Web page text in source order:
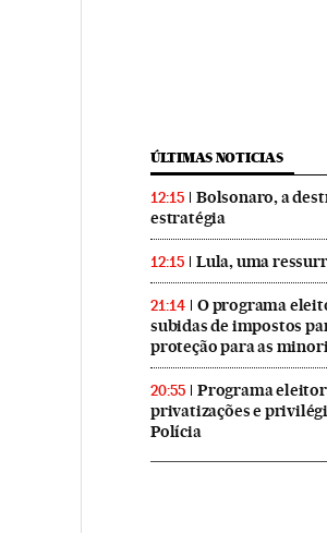
ÚLTIMAS NOTICIAS
12:15
Bolsonaro, a
estratégia
12:15 Lula, uma
21:14
O programa
subidas de impostos
proteção para as
20:55
Programa
privatizações e
Polícia